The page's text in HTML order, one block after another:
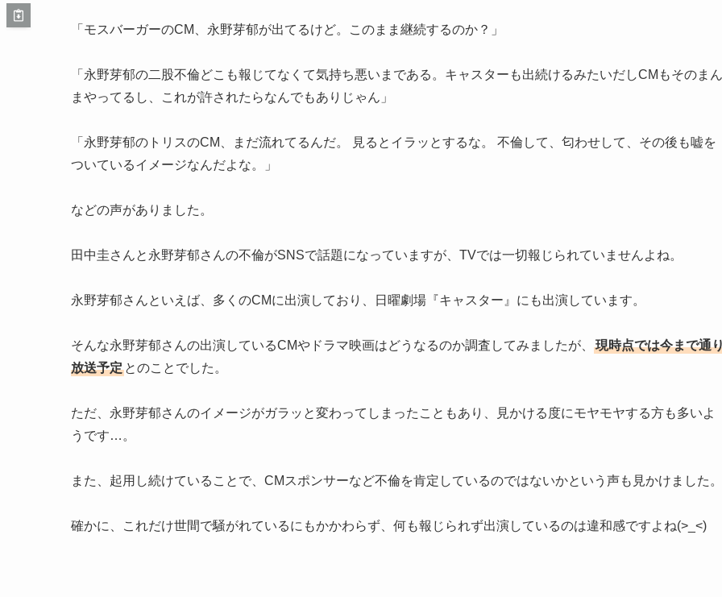
「モスバーガーのCM、永野芽郁が出てるけど。このまま継続するのか？」
「永野芽郁の二股不倫どこも報じてなくて気持ち悪いまである。キャスターも出続けるみたいだしCMもそのまん
まやってるし、これが許されたらなんでもありじゃん」
「永野芽郁のトリスのCM、まだ流れてるんだ。 見るとイラッとするな。 不倫して、匂わせして、その後も嘘を
ついているイメージなんだよな。」
などの声がありました。
田中圭さんと永野芽郁さんの不倫がSNSで話題になっていますが、TVでは一切報じられていませんよね。
永野芽郁さんといえば、多くのCMに出演しており、日曜劇場『キャスター』にも出演しています。
そんな永野芽郁さんの出演しているCMやドラマ映画はどうなるのか調査してみましたが、
現時点では今まで通
放送予定 とのことでした。
ただ、永野芽郁さんのイメージがガラッと変わってしまったこともあり、見かける度にモヤモヤする方も多いよ
うです…。
また、起用し続けていることで、CMスポンサーなど不倫を肯定しているのではないかという声も見かけました。
確かに、これだけ世間で騒がれているにもかかわらず、何も報じられず出演しているのは違和感ですよね(>_<)